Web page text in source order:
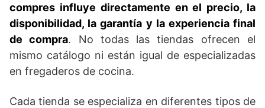
compres influye directamente en el precio, la
disponibilidad, la garantía y la experiencia final
de compra. No todas las tiendas ofrecen el
mismo catálogo ni están igual de especializadas
en fregaderos de cocina.
Cada tienda se especializa en diferentes tipos de